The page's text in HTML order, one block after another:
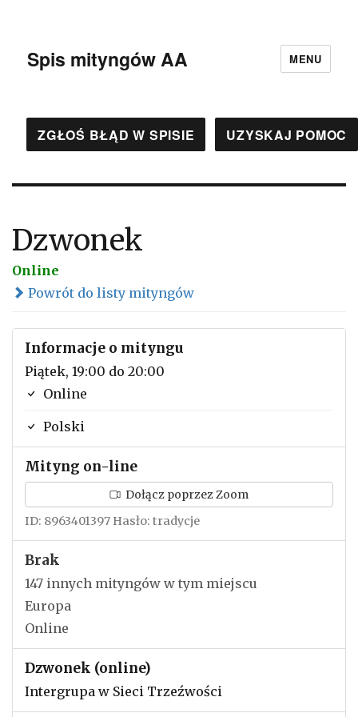
Spis mityngów AA MENU
ZGŁOŚ BŁĄD W SPISIE UZYSKAJ POMOC
Dzwonek
Online
Powrót do listy mityngów
Informacje o mityngu
Piątek, 19:00 do 20:00
Online
Polski
Mityng on-line
Dołącz poprzez Zoom
ID: 8963401397 Hasło: tradycje
Brak
147 innych mityngów w tym miejscu
Europa
Online
Dzwonek (online)
Intergrupa w Sieci Trzeźwości